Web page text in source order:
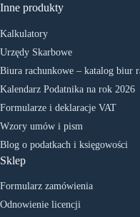
Inne produkty
Kalkulatory
Urzędy Skarbowe
Biura rachunkowe – katalog biur
Kalendarz Podatnika na rok 2026
Formularze i deklaracje VAT
Wzory umów i pism
Blog o podatkach i księgowości
Sklep
Formularz zamówienia
Odnowienie licencji